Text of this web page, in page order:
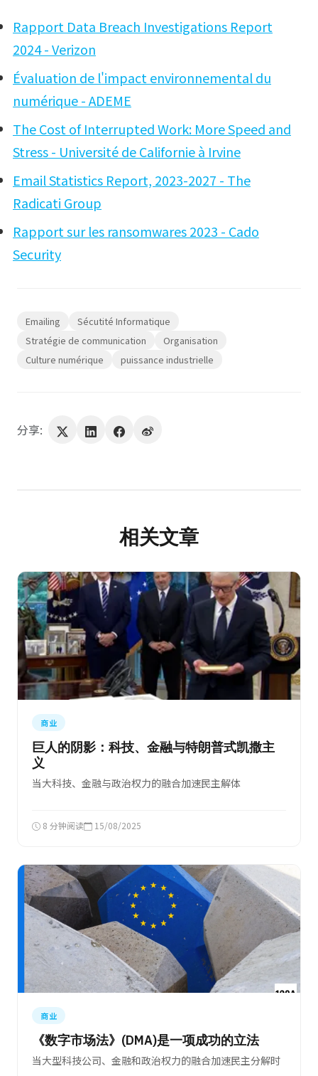
Rapport Data Breach Investigations Report
2024 - Verizon
Évaluation de l'impact environnemental du
numérique - ADEME
The Cost of Interrupted Work: More Speed and
Stress - Université de Californie à Irvine
Email Statistics Report, 2023-2027 - The
Radicati Group
Rapport sur les ransomwares 2023 - Cado
Security
Emailing
Sécutité Informatique
Stratégie de communication
Organisation
Culture numérique
puissance industrielle
分享:
相关文章
商业
巨人的阴影：科技、金融与特朗普式凯撒主
义
当大科技、金融与政治权力的融合加速民主解体
8 分钟阅读 15/08/2025
商业
《数字市场法》(DMA)是一项成功的立法
当大型科技公司、金融和政治权力的融合加速民主分解时